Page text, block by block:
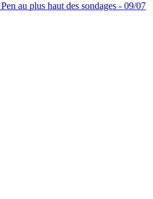
au plus haut des sondages - 09/07